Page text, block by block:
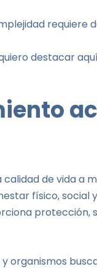
requiere
destacar
de vida a
físico,
protección,
organismos